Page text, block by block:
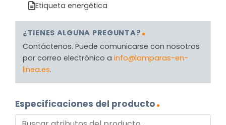
Etiqueta energética
¿TIENES ALGUNA PREGUNTA?
Contáctenos. Puede comunicarse con nosotros
por correo electrónico a info@lamparas-en-
linea.es.
Especificaciones del producto